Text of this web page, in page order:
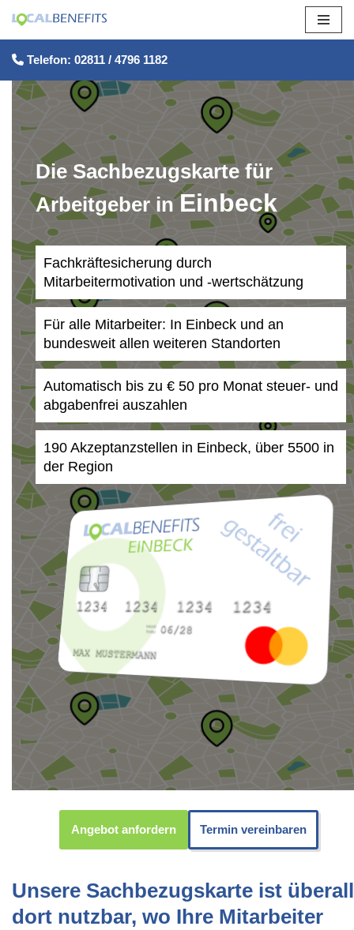
Zum
Inhalt
springen
Telefon: 02811 / 4796 1182
Die Sachbezugskarte für
Arbeitgeber inEinbeck
Fachkräftesicherung durch
Mitarbeitermotivation und -wertschätzung
Für alle Mitarbeiter: In Einbeck und an
bundesweit allen weiteren Standorten
Automatisch bis zu € 50 pro Monat steuer- und
abgabenfrei auszahlen
190 Akzeptanzstellen in Einbeck, über 5500 in
der Region
Angebot anfordern Termin vereinbaren
Unsere Sachbezugskarte ist überall
dort nutzbar, wo Ihre Mitarbeiter